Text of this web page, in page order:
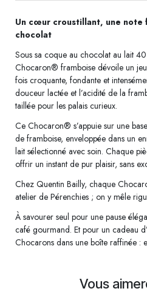
Un cœur croustillant, une note
chocolat
Sous sa coque au chocolat au lait
Chocaron® framboise dévoile un
fois croquante, fondante et
douceur lactée et l’acidité de la
taillée pour les palais curieux.
Ce Chocaron® s’appuie sur une
de framboise, enveloppée dans un
lait sélectionné avec soin. Chaque
offrir un instant de pur plaisir, sans
Chez Quentin Bailly, chaque
atelier de Pérenchies ; on y mêle
À savourer seul pour une pause
café gourmand. Et pour un cadeau
Chocarons dans une boîte raffinée :
Vous